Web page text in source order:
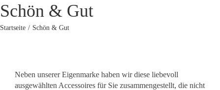
Schön & Gut
Startseite Schön & Gut
Neben unserer Eigenmarke haben wir diese liebevoll
ausgewählten Accessoires für Sie zusammengestellt, die nicht